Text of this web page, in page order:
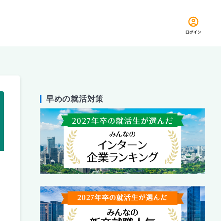
ログイン
早めの就活対策